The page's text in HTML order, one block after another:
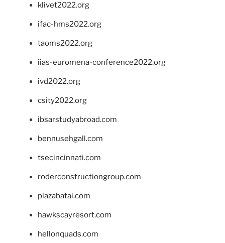
klivet2022.org
ifac-hms2022.org
taoms2022.org
iias-euromena-conference2022.org
ivd2022.org
csity2022.org
ibsarstudyabroad.com
bennusehgall.com
tsecincinnati.com
roderconstructiongroup.com
plazabatai.com
hawkscayresort.com
hellonquads.com